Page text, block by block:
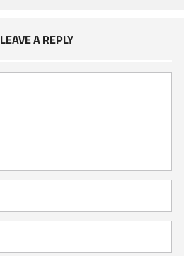
LEAVE A REPLY